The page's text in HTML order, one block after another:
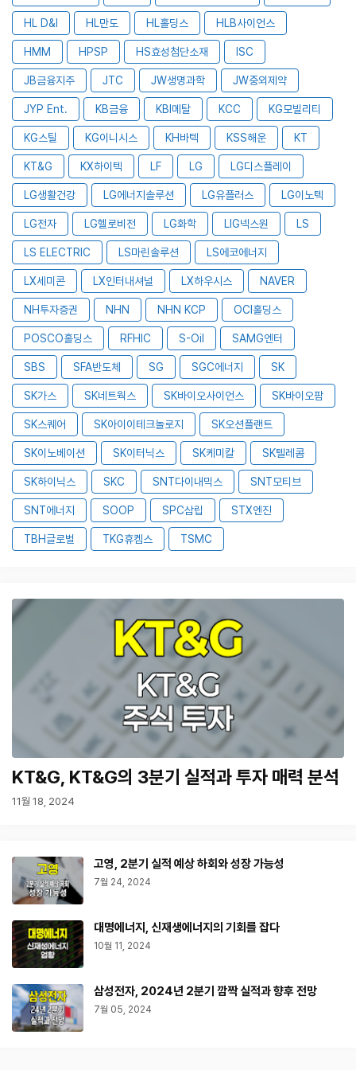
HL D&I HL만도 HL홀딩스 HLB사이언스
HMM HPSP HS효성첨단소재 ISC
JB금융지주 JTC JW생명과학 JW중외제약
JYP Ent. KB금융 KBI메탈 KCC KG모빌리티
KG스틸 KG이니시스 KH바텍 KSS해운 KT
KT&G KX하이텍 LF LG LG디스플레이
LG생활건강 LG에너지솔루션 LG유플러스 LG이노텍
LG전자 LG헬로비전 LG화학 LIG넥스원 LS
LS ELECTRIC LS마린솔루션 LS에코에너지
LX세미콘 LX인터내셔널 LX하우시스 NAVER
NH투자증권 NHN NHN KCP OCI홀딩스
POSCO홀딩스 RFHIC S-Oil SAMG엔터
SBS SFA반도체 SG SGC에너지 SK
SK가스 SK네트웍스 SK바이오사이언스 SK바이오팜
SK스퀘어 SK아이이테크놀로지 SK오션플랜트
SK이노베이션 SK이터닉스 SK케미칼 SK텔레콤
SK하이닉스 SKC SNT다이내믹스 SNT모티브
SNT에너지 SOOP SPC삼립 STX엔진
TBH글로벌 TKG휴켐스 TSMC
KT&G, KT&G의 3분기 실적과 투자 매력 분석
11월 18, 2024
고영, 2분기 실적 예상 하회와 성장 가능성
7월 24, 2024
대명에너지, 신재생에너지의 기회를 잡다
10월 11, 2024
삼성전자, 2024년 2분기 깜짝 실적과 향후 전망
7월 05, 2024